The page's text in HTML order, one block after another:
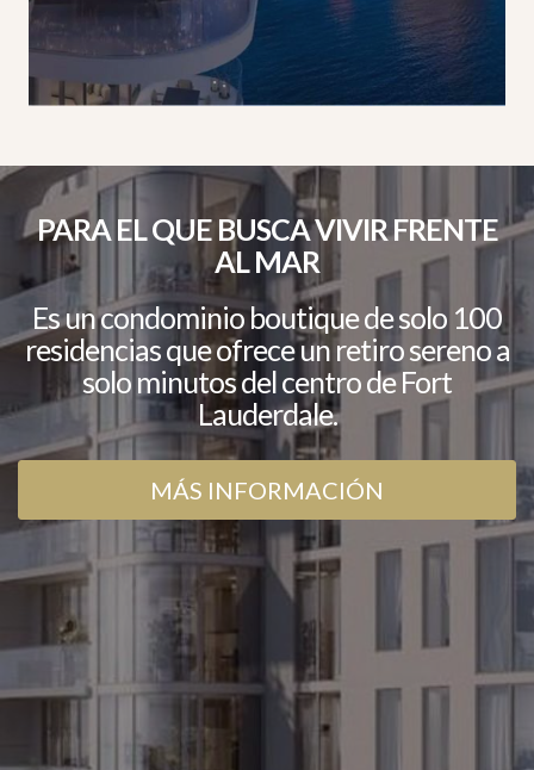
PARA EL QUE BUSCA VIVIR FRENTE
AL MAR
Es un condominio boutique de solo 100
residencias que ofrece un retiro sereno a
solo minutos del centro de Fort
Lauderdale.
MÁS INFORMACIÓN